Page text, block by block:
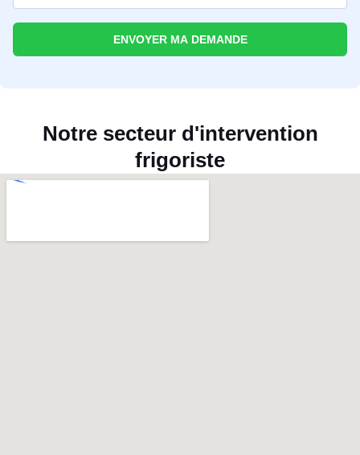
ENVOYER MA DEMANDE
Notre secteur d'intervention
frigoriste